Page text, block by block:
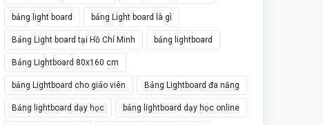
bảng light board bảng Light board là gì
Bảng Light board tại Hồ Chí Minh bảng lightboard
Bảng Lightboard 80x160 cm
bảng Lightboard cho giáo viên Bảng Lightboard đa năng
Bảng lightboard dạy học bảng lightboard dạy học online